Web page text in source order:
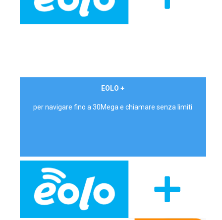
EOLO +
per navigare fino a 30Mega e chiamare senza limiti